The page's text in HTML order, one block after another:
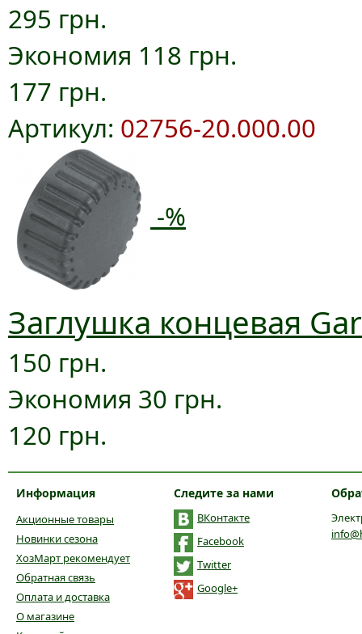
295 грн.
Экономия 118 грн.
177 грн.
Артикул: 02756-20.000.00
-%
Заглушка концевая
150 грн.
Экономия 30 грн.
120 грн.
Информация
Акционные товары
Новинки сезона
ХозМарт рекомендует
Обратная связь
Оплата и доставка
О магазине
Следите за нами
ВКонтакте
Facebook
Twitter
Google+